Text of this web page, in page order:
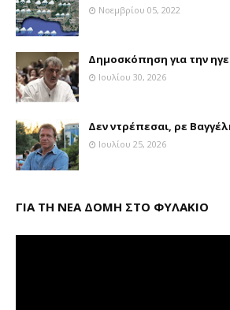
Νοεμβρίου 05, 2022
Δημοσκόπηση για την
Ιουλίου 30, 2026
Δεν ντρέπεσαι, ρε
Ιουλίου 25, 2026
ΓΙΑ ΤΗ ΝΕΑ ΔΟΜΗ ΣΤΟ ΦΥΛΑΚΙΟ